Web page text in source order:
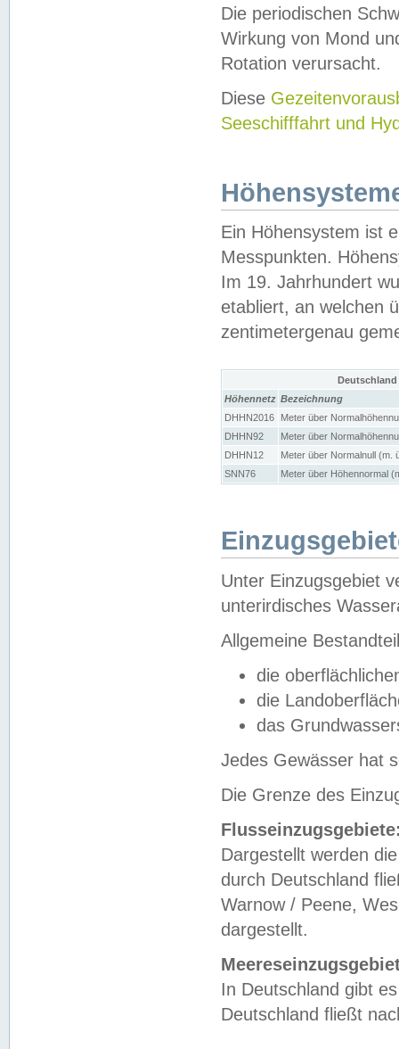
Die periodischen
Wirkung von Mond
Rotation verursacht.
Diese
Seeschifffahrt und
Ein Höhensystem ist
Messpunkten.
Im 19. Jahrhundert
etabliert, an welchen
zentimetergenau
Höhennetz Bezeichnung
DHHN2016
Meter über
DHHN92
Meter über
DHHN12
Meter über Normalnull (m.
SNN76
Meter über Höhennormal
Unter Einzugsgebiet
unterirdisches
Allgemeine
die
die
das
Jedes Gewässer hat
Die Grenze des
Dargestellt werden
durch Deutschland
Warnow / Peene,
dargestellt.
In Deutschland gibt
Deutschland fließt